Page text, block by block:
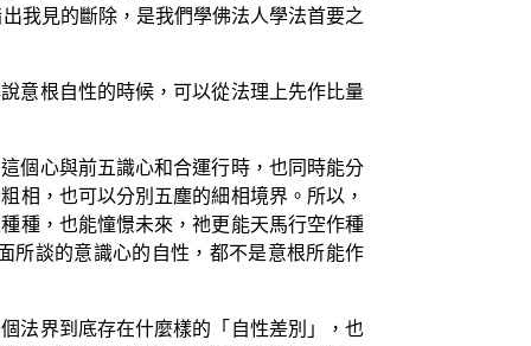
我見的斷除，是我們學佛法人學法首要之
意根自性的時候，可以從法理上先作比量
個心與前五識心和合運行時，也同時能分
相，也可以分別五塵的細相境界。所以，
種，也能憧憬未來，祂更能天馬行空作種
所談的意識心的自性，都不是意根所能作
法界到底存在什麼樣的「自性差別」，也